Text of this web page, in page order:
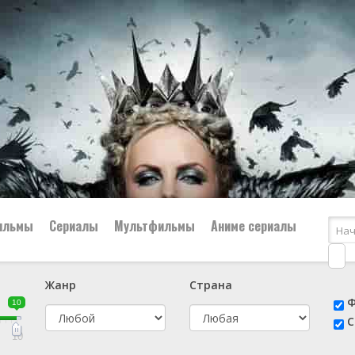
👨‍✈️ Военный
🕵️‍♂️ Детектив
Сериалы Мультфильмы Аниме сериалы
10
10
Жанр
Страна